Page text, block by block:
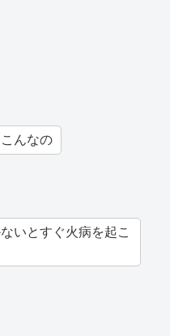
んなの
いとすぐ火病を起こ